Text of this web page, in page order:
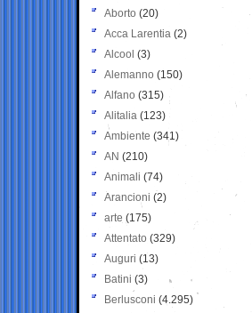
Aborto (20)
Acca Larentia (2)
Alcool (3)
Alemanno (150)
Alfano (315)
Alitalia (123)
Ambiente (341)
AN (210)
Animali (74)
Arancioni (2)
arte (175)
Attentato (329)
Auguri (13)
Batini (3)
Berlusconi (4.295)